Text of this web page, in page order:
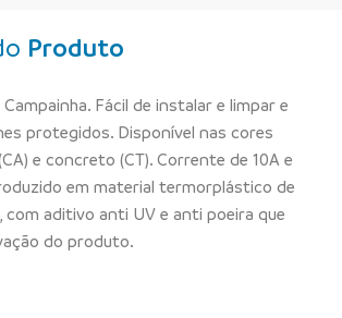
Produto
Fácil de instalar e limpar e
protegidos. Disponível nas cores
e concreto (CT). Corrente de 10A e
em material termorplástico de
com aditivo anti UV e anti poeira que
do produto.